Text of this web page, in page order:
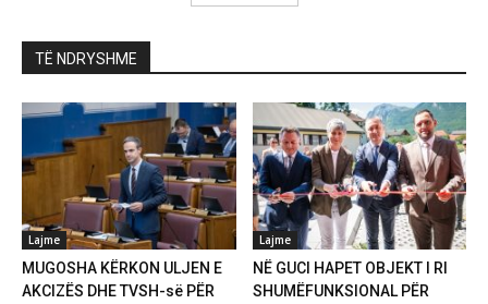
TË NDRYSHME
Lajme
MUGOSHA KËRKON ULJEN E
AKCIZËS DHE TVSH-së PËR
Lajme
NË GUCI HAPET OBJEKT I RI
SHUMËFUNKSIONAL PËR